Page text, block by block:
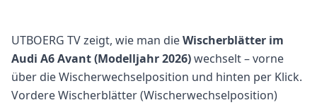
UTBOERG TV zeigt, wie man dieWischerblätter im
Audi A6 Avant (Modelljahr 2026)wechselt – vorne
über die Wischerwechselposition und hinten per Klick.
Vordere Wischerblätter (Wischerwechselposition)